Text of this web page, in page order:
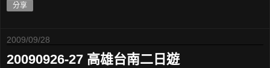
分享
2009/09/28
20090926-27 高雄台南二日遊